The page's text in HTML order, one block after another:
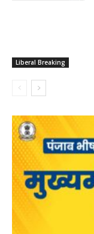
Liberal Breaking